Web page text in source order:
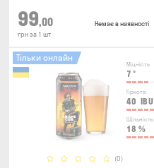
99,00
грн за 1 шт
Немає в наявності
Міцність
7 °
Гіркота
40 IBU
Щільність
18 %
(0)
Тільки онлайн